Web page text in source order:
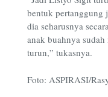
bentuk pertanggung
dia seharusnya
anak buahnya
turun,” tukasnya.
Foto: ASPIRASI/